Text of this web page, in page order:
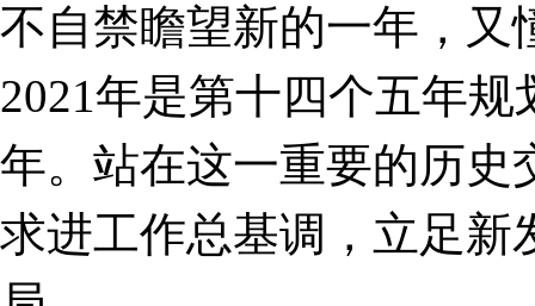
不自禁瞻望新的一年，又
2021年是第十四个五年
年。站在这一重要的历史
求进工作总基调，立足新